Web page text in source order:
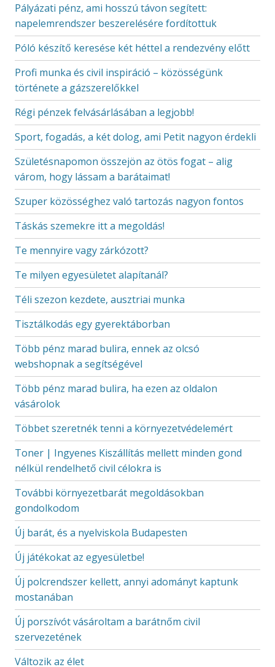
Pályázati pénz, ami hosszú távon segített:
napelemrendszer beszerelésére fordítottuk
Póló készítő keresése két héttel a rendezvény előtt
Profi munka és civil inspiráció – közösségünk
története a gázszerelőkkel
Régi pénzek felvásárlásában a legjobb!
Sport, fogadás, a két dolog, ami Petit nagyon érdekli
Születésnapomon összejön az ötös fogat – alig
várom, hogy lássam a barátaimat!
Szuper közösséghez való tartozás nagyon fontos
Táskás szemekre itt a megoldás!
Te mennyire vagy zárkózott?
Te milyen egyesületet alapítanál?
Téli szezon kezdete, ausztriai munka
Tisztálkodás egy gyerektáborban
Több pénz marad bulira, ennek az olcsó
webshopnak a segítségével
Több pénz marad bulira, ha ezen az oldalon
vásárolok
Többet szeretnék tenni a környezetvédelemért
Toner | Ingyenes Kiszállítás mellett minden gond
nélkül rendelhető civil célokra is
További környezetbarát megoldásokban
gondolkodom
Új barát, és a nyelviskola Budapesten
Új játékokat az egyesületbe!
Új polcrendszer kellett, annyi adományt kaptunk
mostanában
Új porszívót vásároltam a barátnőm civil
szervezetének
Változik az élet